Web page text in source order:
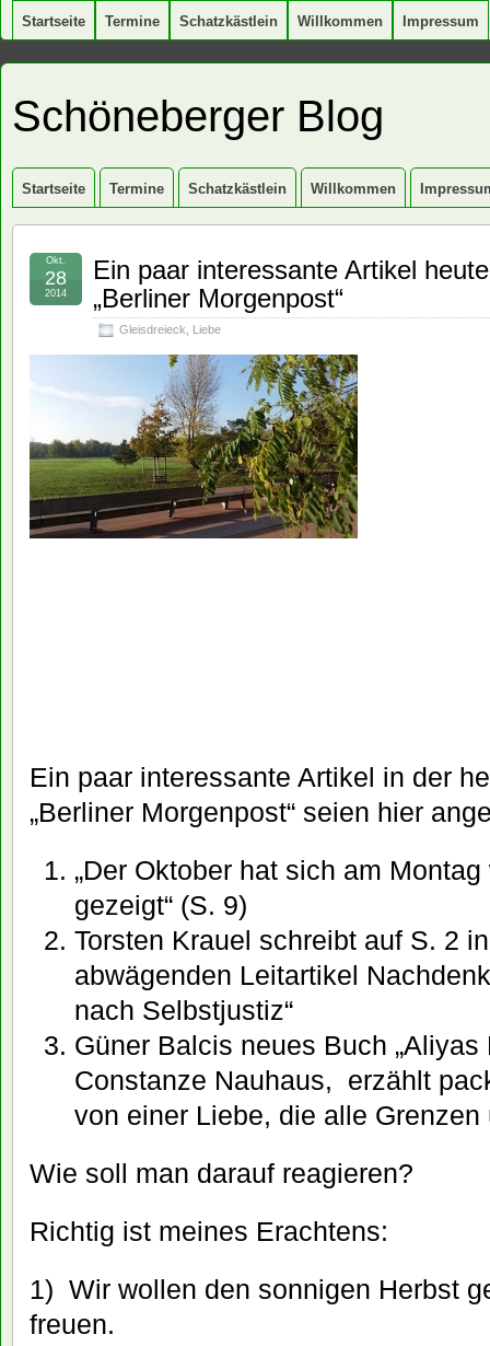
Startseite Termine Schatzkästlein Willkommen Impressum
Schöneberger Blog
Startseite Termine Schatzkästlein Willkommen
Ein paar interessante Artikel
„Berliner Morgenpost“
Gleisdreieck Liebe
Okt.
28
2014
Ein paar interessante Artikel in der
„Berliner Morgenpost“ seien hier
„Der Oktober hat sich am
gezeigt“ (S. 9)
Torsten Krauel schreibt auf S. 2
abwägenden Leitartikel
nach Selbstjustiz“
Güner Balcis neues Buch
Constanze Nauhaus, erzählt
von einer Liebe, die alle Grenzen
Wie soll man darauf reagieren?
Richtig ist meines Erachtens:
1) Wir wollen den sonnigen Herbst
freuen.